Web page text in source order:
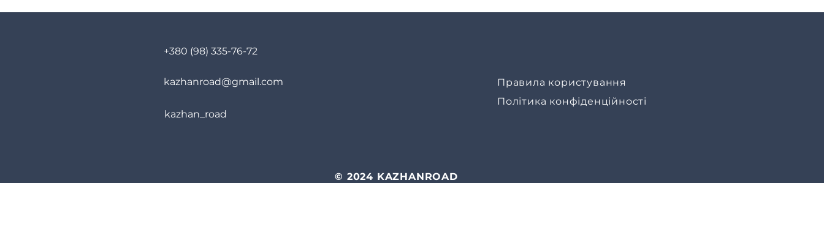
+380 (98) 335-76-72
kazhanroad@gmail.com
kazhan_road
Правила користування
Політика конфіденційності
© 2024 KAZHANROAD